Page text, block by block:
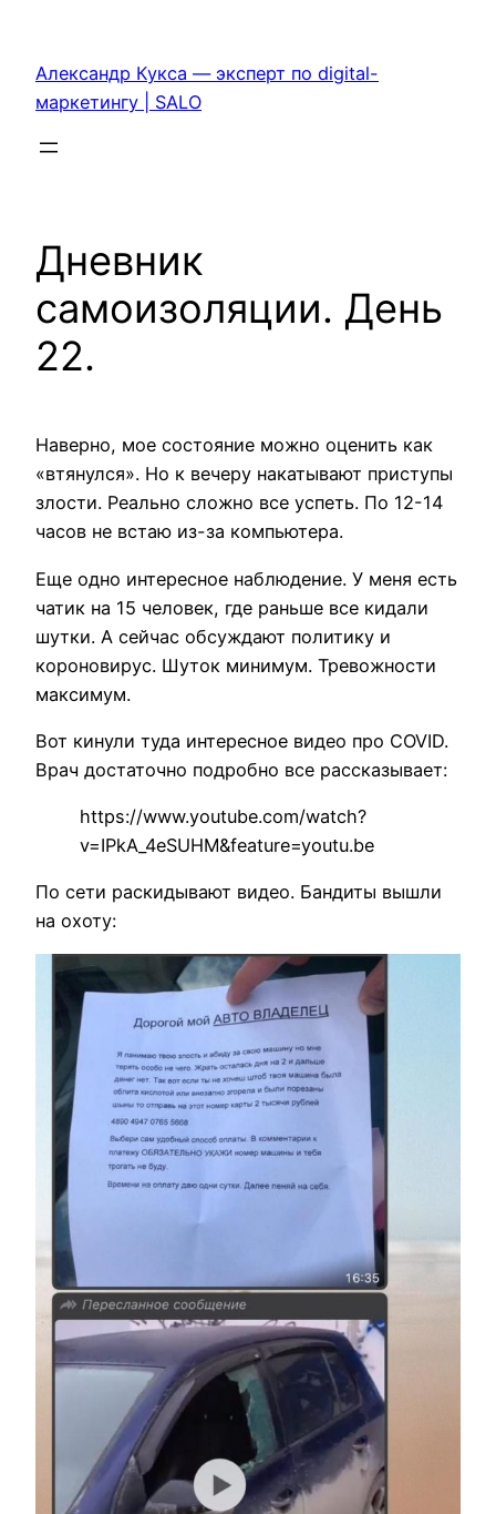
содержимому
Александр Кукса — эксперт по digital-
маркетингу | SALO
Дневник
самоизоляции. День
22.
Наверно, мое состояние можно оценить как
«втянулся». Но к вечеру накатывают приступы
злости. Реально сложно все успеть. По 12-14
часов не встаю из-за компьютера.
Еще одно интересное наблюдение. У меня есть
чатик на 15 человек, где раньше все кидали
шутки. А сейчас обсуждают политику и
короновирус. Шуток минимум. Тревожности
максимум.
Вот кинули туда интересное видео про COVID.
Врач достаточно подробно все рассказывает:
https://www.youtube.com/watch?
v=IPkA_4eSUHM&feature=youtu.be
По сети раскидывают видео. Бандиты вышли
на охоту: